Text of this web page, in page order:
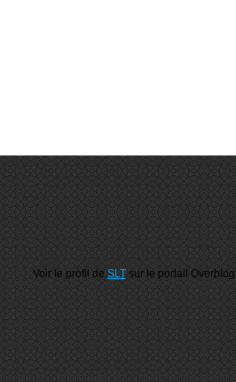
Voir le profil deSLTsur le portail Overblog